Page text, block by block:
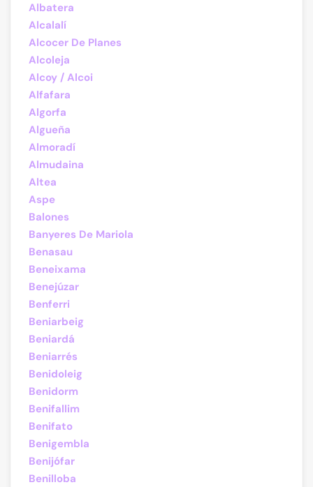
Albatera
Alcalalí
Alcocer De Planes
Alcoleja
Alcoy / Alcoi
Alfafara
Algorfa
Algueña
Almoradí
Almudaina
Altea
Aspe
Balones
Banyeres De Mariola
Benasau
Beneixama
Benejúzar
Benferri
Beniarbeig
Beniardá
Beniarrés
Benidoleig
Benidorm
Benifallim
Benifato
Benigembla
Benijófar
Benilloba